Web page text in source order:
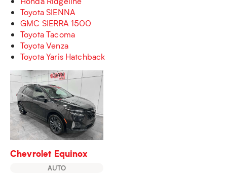
Toyota SIENNA
GMC SIERRA 1500
Toyota Tacoma
Toyota Venza
Toyota Yaris Hatchback
Chevrolet Equinox
AUTO